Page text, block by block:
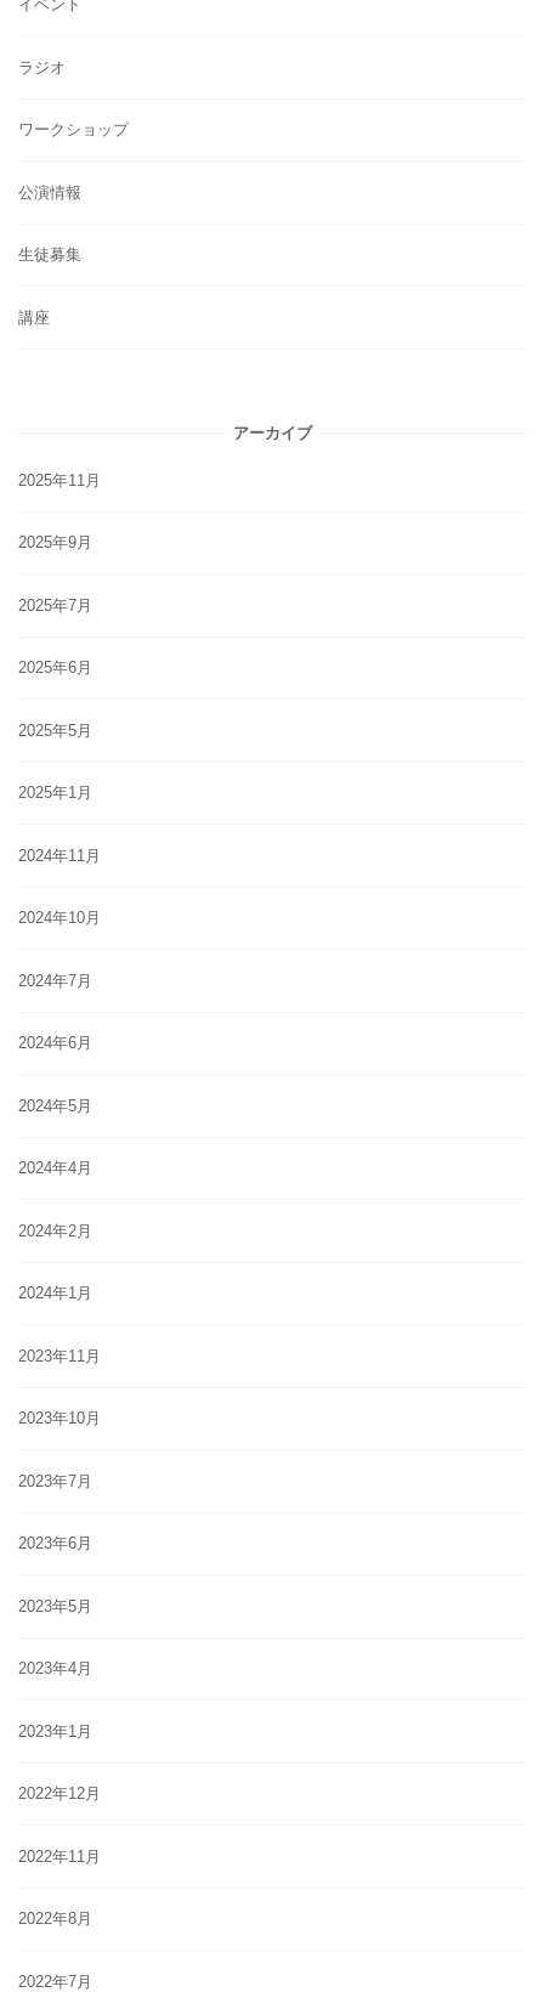
イベント
ラジオ
ワークショップ
公演情報
生徒募集
講座
アーカイブ
2025年11月
2025年9月
2025年7月
2025年6月
2025年5月
2025年1月
2024年11月
2024年10月
2024年7月
2024年6月
2024年5月
2024年4月
2024年2月
2024年1月
2023年11月
2023年10月
2023年7月
2023年6月
2023年5月
2023年4月
2023年1月
2022年12月
2022年11月
2022年8月
2022年7月